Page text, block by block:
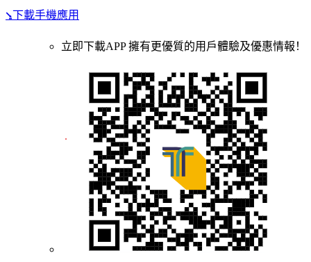
⭸下載手機應用
立即下載APP 擁有更優質的用戶體驗及優惠情報！